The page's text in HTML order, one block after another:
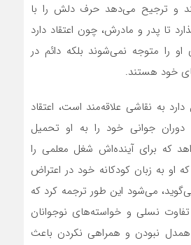
و ترجیح می‌دهد حرف دلش را با
تا پدر و مادرش، چون اعتقاد دارد
را متوجه نمی‌شوند بلکه دائم در
خود هستند.
هم که ۱۴ سال دارد به نقاشی علاقه‌مند است، اعتقاد
دوران جوانی خود را به او تحمیل
که برای آینده‌اش شغل معلمی را
او به زبان کودکانه خود در اعتراض
می‌شود این طور ترجمه کرد که
نسلی و خواسته‌های نوجوانان
همدل نبودن و همراهی نکردن باعث